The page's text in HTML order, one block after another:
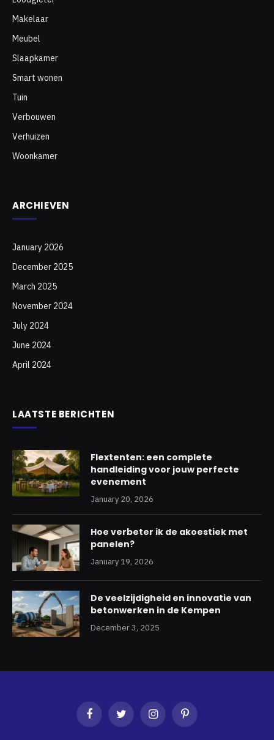
Makelaar
Meubel
Slaapkamer
Smart wonen
Tuin
Verbouwen
Verhuizen
Woonkamer
ARCHIEVEN
January 2026
December 2025
March 2025
November 2024
July 2024
June 2024
April 2024
LAATSTE BERICHTEN
Flextenten: een complete
handleiding voor jouw perfecte
evenement
January 20, 2026
Hoe verbeter ik de akoestiek met
panelen?
January 19, 2026
De veelzijdigheid en innovatie van
betonwerken in de Kempen
December 3, 2025
FacebookTwitter InstagramPinterest